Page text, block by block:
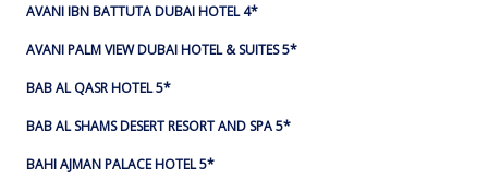
AVANI IBN BATTUTA DUBAI HOTEL 4*
AVANI PALM VIEW DUBAI HOTEL & SUITES 5*
BAB AL QASR HOTEL 5*
BAB AL SHAMS DESERT RESORT AND SPA 5*
BAHI AJMAN PALACE HOTEL 5*